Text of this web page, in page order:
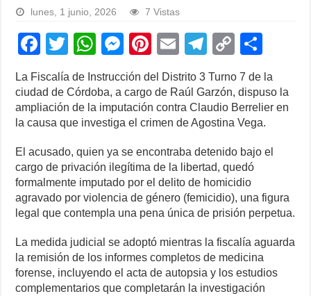
lunes, 1 junio, 2026 7 Vistas
F
c
e
b
o
o
k
T
wi
tt
er
W
at
s
A
p
p
M
e
ss
e
n
g
er
Pi
nt
er
e
st
E
m
ail
T
el
e
gr
a
m
C
o
p
y
Li
n
k
h
ar
e
La Fiscalía de Instrucción del Distrito 3 Turno 7 de la
ciudad de Córdoba, a cargo de Raúl Garzón, dispuso la
ampliación de la imputación contra Claudio Berrelier en
la causa que investiga el crimen de Agostina Vega.
El acusado, quien ya se encontraba detenido bajo el
cargo de privación ilegítima de la libertad, quedó
formalmente imputado por el delito de homicidio
agravado por violencia de género (femicidio), una figura
legal que contempla una pena única de prisión perpetua.
La medida judicial se adoptó mientras la fiscalía aguarda
la remisión de los informes completos de medicina
forense, incluyendo el acta de autopsia y los estudios
complementarios que completarán la investigación